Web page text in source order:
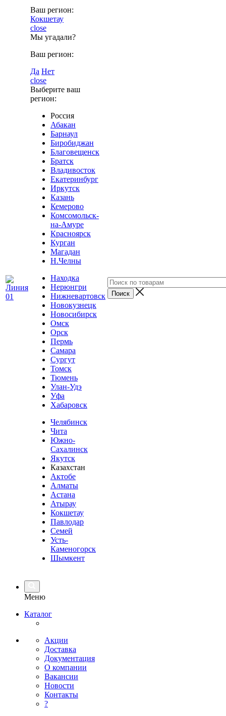
Ваш регион:
Кокшетау
close
Мы угадали?
Ваш регион:
Да Нет
close
Выберите ваш
регион:
Россия
Абакан
Барнаул
Биробиджан
Благовещенск
Братск
Владивосток
Екатеринбург
Иркутск
Казань
Кемерово
Комсомольск-
на-Амуре
Красноярск
Курган
Магадан
Н.Челны
Находка
Нерюнгри
Нижневартовск
Новокузнецк
Новосибирск
Омск
Орск
Пермь
Самара
Сургут
Томск
Тюмень
Улан-Удэ
Уфа
Хабаровск
Челябинск
Чита
Южно-
Сахалинск
Якутск
Казахстан
Актобе
Алматы
Астана
Атырау
Кокшетау
Павлодар
Семей
Усть-
Каменогорск
Шымкент
Меню
Каталог
Акции
Доставка
Документация
О компании
Вакансии
Новости
Контакты
?